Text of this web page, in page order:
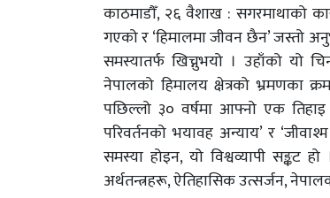
काठमाडौँ, २६ वैशाख : सगरमाथाको
गएको र ‘हिमालमा जीवन छैन’ जस्तो
समस्यातर्फ खिच्नुभयो । उहाँको यो
नेपालको हिमालय क्षेत्रको भ्रमणका
पछिल्लो ३० वर्षमा आफ्नो एक
परिवर्तनको भयावह अन्याय’ र
समस्या होइन, यो विश्वव्यापी सङ्कट
अर्थतन्त्रहरू, ऐतिहासिक उत्सर्जन,